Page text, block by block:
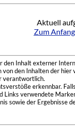
Aktuell
Zum
Inhalt externer
den Inhalten der
verantwortlich.
erkennbar.
Links verwendete
sowie der Ergebnisse